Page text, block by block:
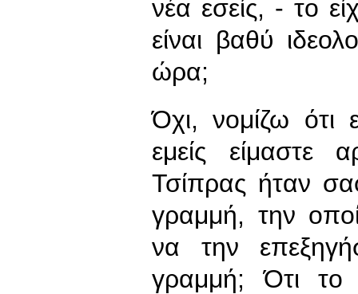
νέα εσείς, - το
είναι βαθύ
ώρα;
Όχι, νομίζω ότι
εμείς είμαστε
Τσίπρας ήταν
γραμμή, την
να την
γραμμή; Ότι το